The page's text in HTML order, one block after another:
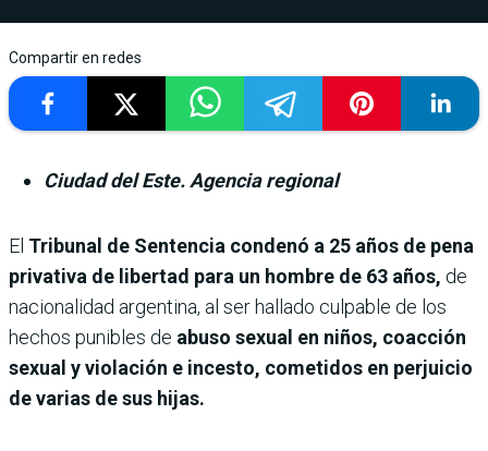
Compartir en redes
Ciudad del Este. Agencia regional
El Tribunal de Sentencia condenó a 25 años de pena
privativa de libertad para un hombre de 63 años, de
nacionalidad argentina, al ser hallado culpable de los
hechos punibles de abuso sexual en niños, coacción
sexual y violación e incesto, cometidos en perjuicio
de varias de sus hijas.